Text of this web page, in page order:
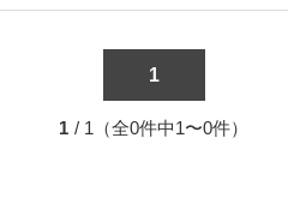
1
1 / 1（全0件中1〜0件）